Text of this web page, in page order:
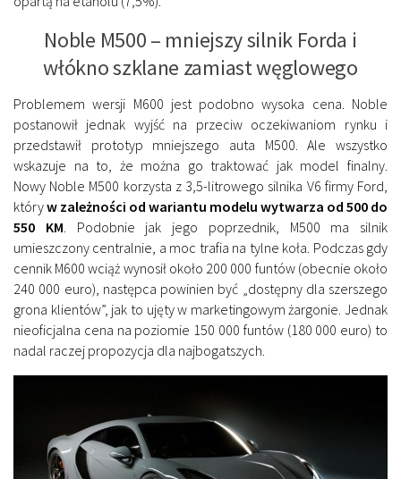
Noble M500 – mniejszy silnik Forda i
włókno szklane zamiast węglowego
Problemem wersji M600 jest podobno wysoka cena. Noble
postanowił jednak wyjść na przeciw oczekiwaniom rynku i
przedstawił prototyp mniejszego auta M500. Ale wszystko
wskazuje na to, że można go traktować jak model finalny.
Nowy Noble M500 korzysta z 3,5-litrowego silnika V6 firmy Ford,
któryw zależności od wariantu modelu wytwarza od 500 do
550 KM . Podobnie jak jego poprzednik, M500 ma silnik
umieszczony centralnie, a moc trafia na tylne koła. Podczas gdy
cennik M600 wciąż wynosił około 200 000 funtów (obecnie około
240 000 euro), następca powinien być „dostępny dla szerszego
grona klientów”, jak to ujęty w marketingowym żargonie. Jednak
nieoficjalna cena na poziomie 150 000 funtów (180 000 euro) to
nadal raczej propozycja dla najbogatszych.